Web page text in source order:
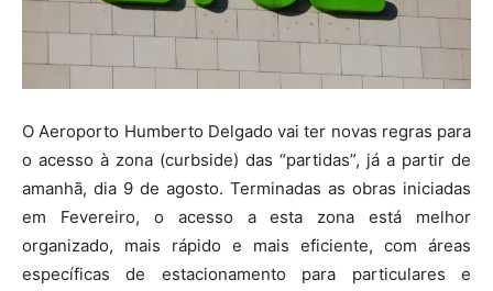
O Aeroporto Humberto Delgado vai ter novas regras para
o acesso à zona (curbside) das “partidas”, já a partir de
amanhã, dia 9 de agosto. Terminadas as obras iniciadas
em Fevereiro, o acesso a esta zona está melhor
organizado, mais rápido e mais eficiente, com áreas
específicas de estacionamento para particulares e